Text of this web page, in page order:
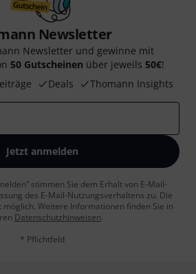
Newsletter
Newsletter und gewinne mit
50 Gutscheinen über jeweils 50€!
Deals Thomann Insights
Jetzt anmelden
stimmen Sie dem Erhalt von E-Mail-
des E-Mail-Nutzungsverhaltens zu. Die
Weitere Informationen finden Sie in
Datenschutzhinweisen.
* Pflichtfeld